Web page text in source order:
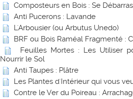
Composteurs en Bois : Se
Anti Pucerons : Lavande
L'Arbousier (ou Arbutus Unedo)
BRF ou Bois Raméal Fragmenté :
Feuilles Mortes : Les Utiliser
Nourrir le Sol
Anti Taupes : Plâtre
Les Plantes d'Intérieur qui vous
Contre le Ver du Poireau :